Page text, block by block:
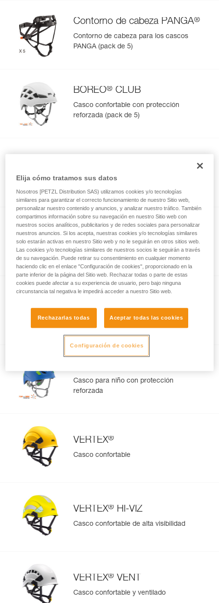
Contorno de cabeza PANGA®
Contorno de cabeza para los cascos
PANGA (pack de 5)
BOREO® CLUB
Casco confortable con protección
reforzada (pack de 5)
Casco BOREO CLUB personalizable
Acolchados de recambio no
absorbentes
Acolchados de recambio no absorbentes
Acolchados de recambio absorbentes
Casco para niño con protección
reforzada
VERTEX®
Casco confortable
VERTEX® HI-VIZ
Casco confortable de alta visibilidad
VERTEX® VENT
Casco confortable y ventilado
Elija cómo tratamos sus datos
Nosotros [PETZL Distribution SAS) utilizamos cookies y/o tecnologías
similares para garantizar el correcto funcionamiento de nuestro Sitio web,
personalizar nuestro contenido y anuncios, y analizar nuestro tráfico. También
compartimos información sobre su navegación en nuestro Sitio web con
nuestros socios analíticos, publicitarios y de redes sociales para personalizar
nuestros anuncios. Si los acepta, nuestras cookies y/o tecnologías similares
solo estarán activas en nuestro Sitio web y no le seguirán en otros sitios web.
Las cookies y/o tecnologías similares de nuestros socios le seguirán a través
de su navegación. Puede retirar su consentimiento en cualquier momento
haciendo clic en el enlace "Configuración de cookies", proporcionado en la
parte inferior de la página del Sitio web. Rechazar todas o parte de estas
cookies puede afectar a su experiencia de usuario, pero bajo ninguna
circunstancia tal negativa le impedirá acceder a nuestro Sitio web.
Rechazarlas todas Aceptar todas las cookies
Configuración de cookies